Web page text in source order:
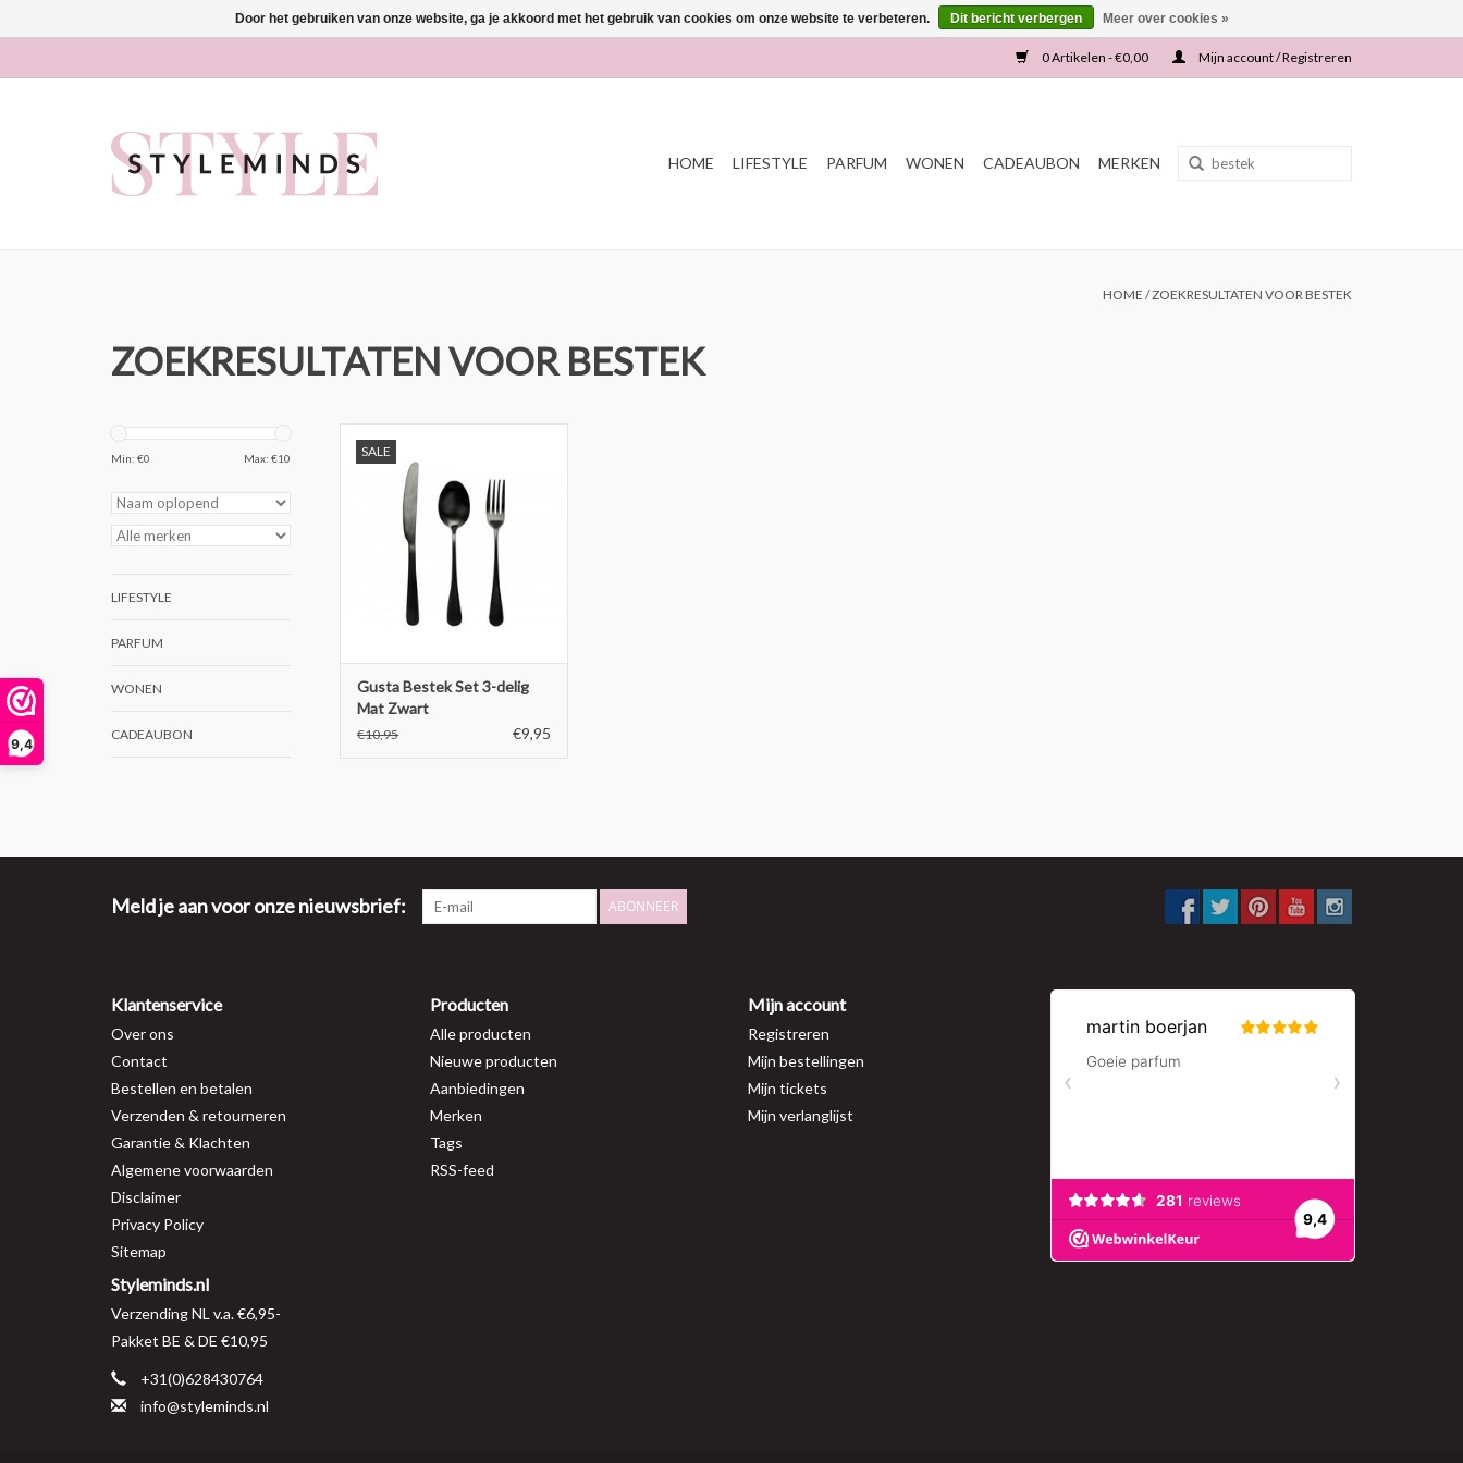
9,4
0 Artikelen - €0,00 Mijn account / Registreren
HOME LIFESTYLE PARFUM WONEN CADEAUBON MERKEN
ZOEKRESULTATEN VOOR BESTEK
HOME /ZOEKRESULTATEN VOOR BESTEK
Min: €0 Max: €10
LIFESTYLE
PARFUM
WONEN
CADEAUBON
SALE
TOEVOEGEN AAN WINKELWAGEN
Gusta Bestek Set 3-delig
Mat Zwart
€10,95 €9,95
Meld je aan voor onze nieuwsbrief: ABONNEER
Klantenservice
Over ons
Contact
Bestellen en betalen
Verzenden & retourneren
Garantie & Klachten
Algemene voorwaarden
Disclaimer
Privacy Policy
Sitemap
Producten
Alle producten
Nieuwe producten
Aanbiedingen
Merken
Tags
RSS-feed
Mijn account
Registreren
Mijn bestellingen
Mijn tickets
Mijn verlanglijst
Styleminds.nl
Verzending NL v.a. €6,95-
Pakket BE & DE €10,95
+31(0)628430764
info@styleminds.nl
Door het gebruiken van onze website, ga je akkoord met het gebruik van cookies om onze website te verbeteren. Dit bericht verbergen Meer over cookies »